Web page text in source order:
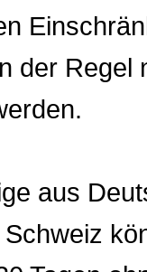
der Regel
aus